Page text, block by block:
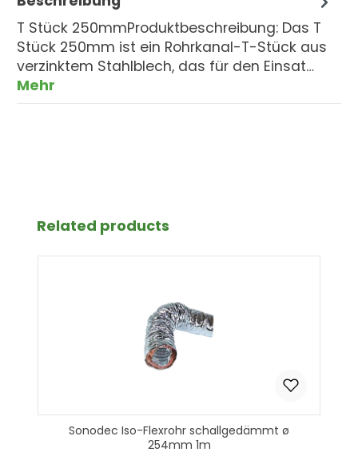
T Stück 250mmProduktbeschreibung: Das T
Stück 250mm ist ein Rohrkanal-T-Stück aus
verzinktem Stahlblech, das für den Einsat…
Mehr
Produktgalerie überspringen
Related products
Sonodec Iso-Flexrohr schallgedämmt ø
254mm 1m